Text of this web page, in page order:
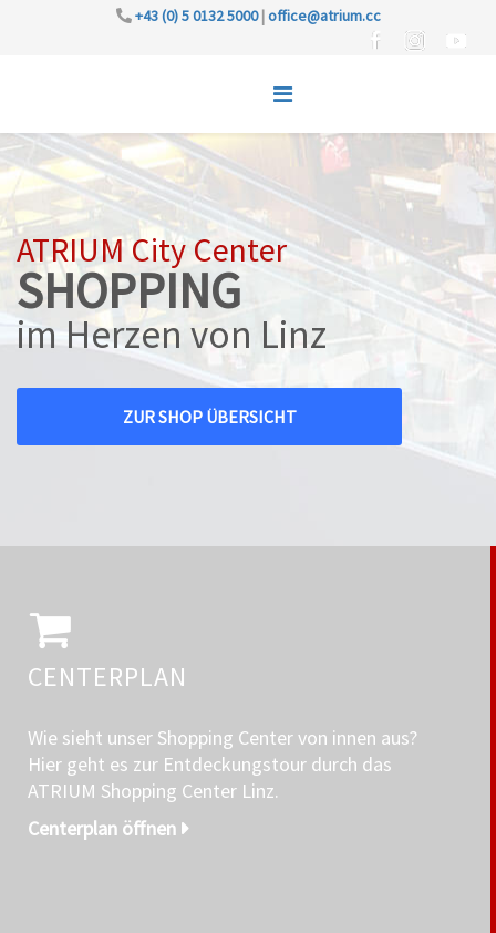
+43 (0) 5 0132 5000|office@atrium.cc
ATRIUM City Center
SHOPPING
im Herzen von Linz
ZUR SHOP ÜBERSICHT
CENTERPLAN
Wie sieht unser Shopping Center von innen aus?
Hier geht es zur Entdeckungstour durch das
ATRIUM Shopping Center Linz.
Centerplan öffnen